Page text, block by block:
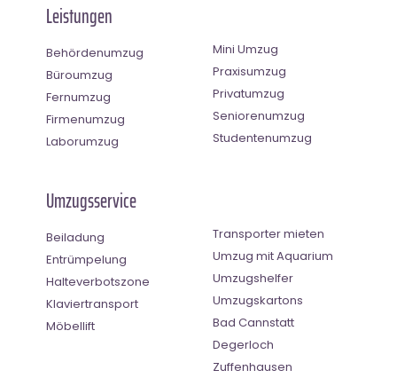
Leistungen
Behördenumzug
Büroumzug
Fernumzug
Firmenumzug
Laborumzug
Mini Umzug
Praxisumzug
Privatumzug
Seniorenumzug
Studentenumzug
Umzugsservice
Beiladung
Entrümpelung
Halteverbotszone
Klaviertransport
Möbellift
Transporter mieten
Umzug mit Aquarium
Umzugshelfer
Umzugskartons
Bad Cannstatt
Degerloch
Zuffenhausen